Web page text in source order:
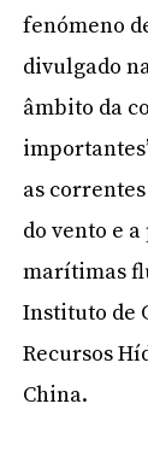
fenómeno
divulgado
âmbito da
as
do vento e
marítimas
Instituto de
Recursos
China.